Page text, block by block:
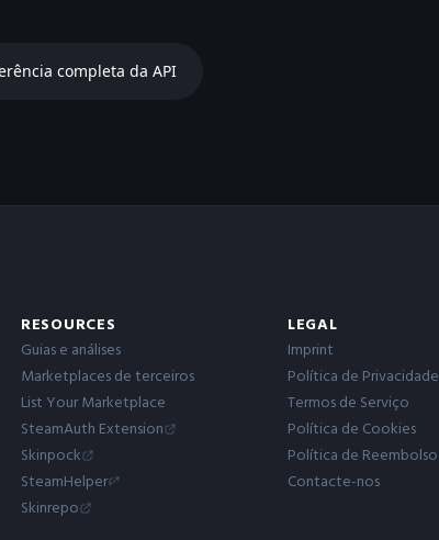
completa da API
RESOURCES
Guias e análises
Marketplaces de terceiros
List Your Marketplace
SteamAuth Extension
Skinpock
SteamHelper
Skinrepo
LEGAL
Imprint
Política de Privacidade
Termos de Serviço
Política de Cookies
Política de Reembolso
Contacte-nos